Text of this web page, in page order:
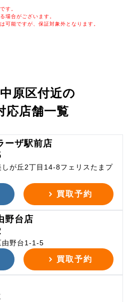
す。
場合がございます。
可能ですが、保証対象外となります。
原区付近の
応店舗一覧
ーザ駅前店
が丘2丁目14-8フェリスたまプ
買取予約
野台店
由野台1-1-5
買取予約